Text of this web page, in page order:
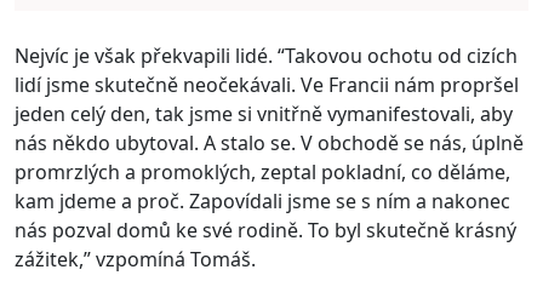
Nejvíc je však překvapili lidé. “Takovou ochotu od cizích
lidí jsme skutečně neočekávali. Ve Francii nám propršel
jeden celý den, tak jsme si vnitřně vymanifestovali, aby
nás někdo ubytoval. A stalo se. V obchodě se nás, úplně
promrzlých a promoklých, zeptal pokladní, co děláme,
kam jdeme a proč. Zapovídali jsme se s ním a nakonec
nás pozval domů ke své rodině. To byl skutečně krásný
zážitek,” vzpomíná Tomáš.